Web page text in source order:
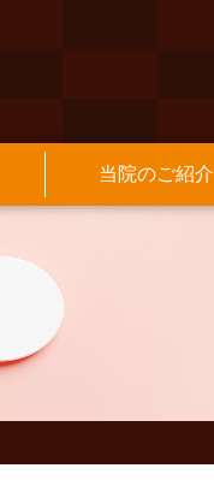
当院のご紹介